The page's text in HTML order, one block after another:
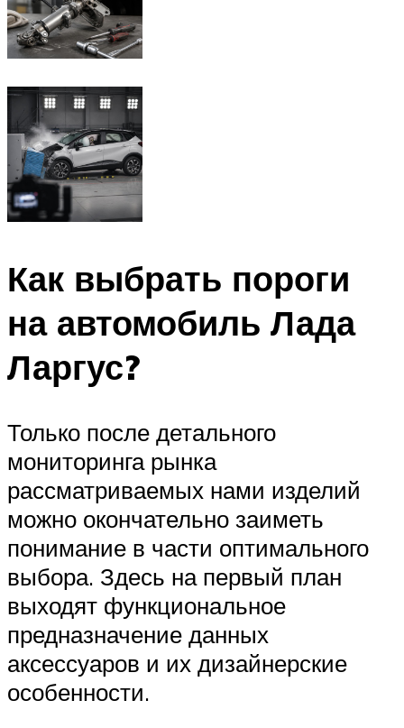
Как выбрать пороги
на автомобиль Лада
Ларгус?
Только после детального
мониторинга рынка
рассматриваемых нами изделий
можно окончательно заиметь
понимание в части оптимального
выбора. Здесь на первый план
выходят функциональное
предназначение данных
аксессуаров и их дизайнерские
особенности.